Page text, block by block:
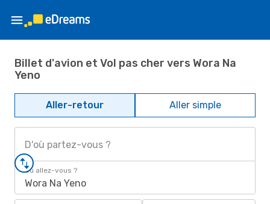
Billet d'avion et Vol pas cher vers Wora Na
Yeno
Aller-retour Aller simple
D'où partez-vous ?
Où allez-vous ?
Wora Na Yeno